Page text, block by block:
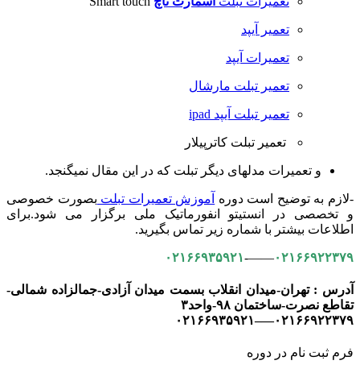
تعمیر آیپد
تعمیرات آیپد
تعمیر تبلت مارشال
تعمیر تبلت آیپد ipad
تعمیر تبلت کاترپیلار
و تعمیرات مدلهای دیگر تبلت که در این مقال نمیگنجد.
-لازم به توضیح است دوره آموزش تعمیرات تبلت بصورت خصوصی
و تخصصی در انستیتو انفورماتیک ملی برگزار می شود.برای
اطلاعات بیشتر با شماره زیر تماس بگیرید.
۰۲۱۶۶۹۲۲۳۷۹——-۰۲۱۶۶۹۳۵۹۲۱
آدرس : تهران-میدان انقلاب بسمت میدان آزادی-جمالزاده شمالی-
تقاطع نصرت-ساختمان ۹۸-واحد۳
۰۲۱۶۶۹۲۲۳۷۹—–۰۲۱۶۶۹۳۵۹۲۱
فرم ثبت نام در دوره